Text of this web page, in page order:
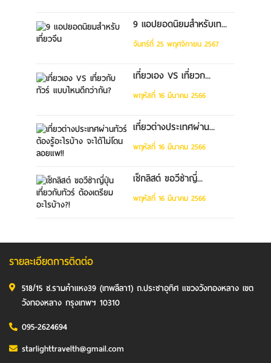
9 แอปยอดนิยมสำหรับเท...
จันทร์ที่ 25 พฤศจิกายน 2567
เที่ยวเอง VS เที่ยวก...
พฤหัสที่ 16 มีนาคม 2566
เที่ยวต่างประเทศผ่าน...
พฤหัสที่ 16 มีนาคม 2566
เช็กลิสต์ ขอวีซ่าญี่...
พฤหัสที่ 16 มีนาคม 2566
รายละเอียดการติดต่อ
518/15 ซ.รามคำแหง39 (เทพลีลา1) ถ.ประชาอุทิศ แขวงวังทองหลาง เขต
วังทองหลาง กรุงเทพฯ 10310
095-2624694
starlighttravelth@gmail.com